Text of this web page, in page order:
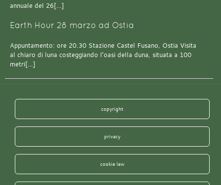
annuale del 26[…]
Earth Hour 28 marzo ad Ostia
Appuntamento: ore 20.30 Stazione Castel Fusano, Ostia Visita
al chiaro di luna costeggiando l’oasi della duna, situata a 100
metri[…]
copyright
privacy
cookie law